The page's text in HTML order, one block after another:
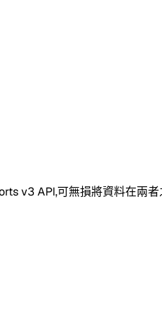
v3 API,可無損將資料在兩者